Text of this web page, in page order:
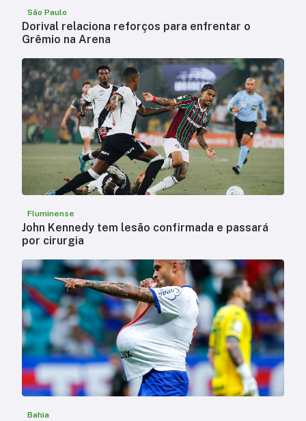
São Paulo
Dorival relaciona reforços para enfrentar o
Grêmio na Arena
Fluminense
John Kennedy tem lesão confirmada e passará
por cirurgia
Bahia